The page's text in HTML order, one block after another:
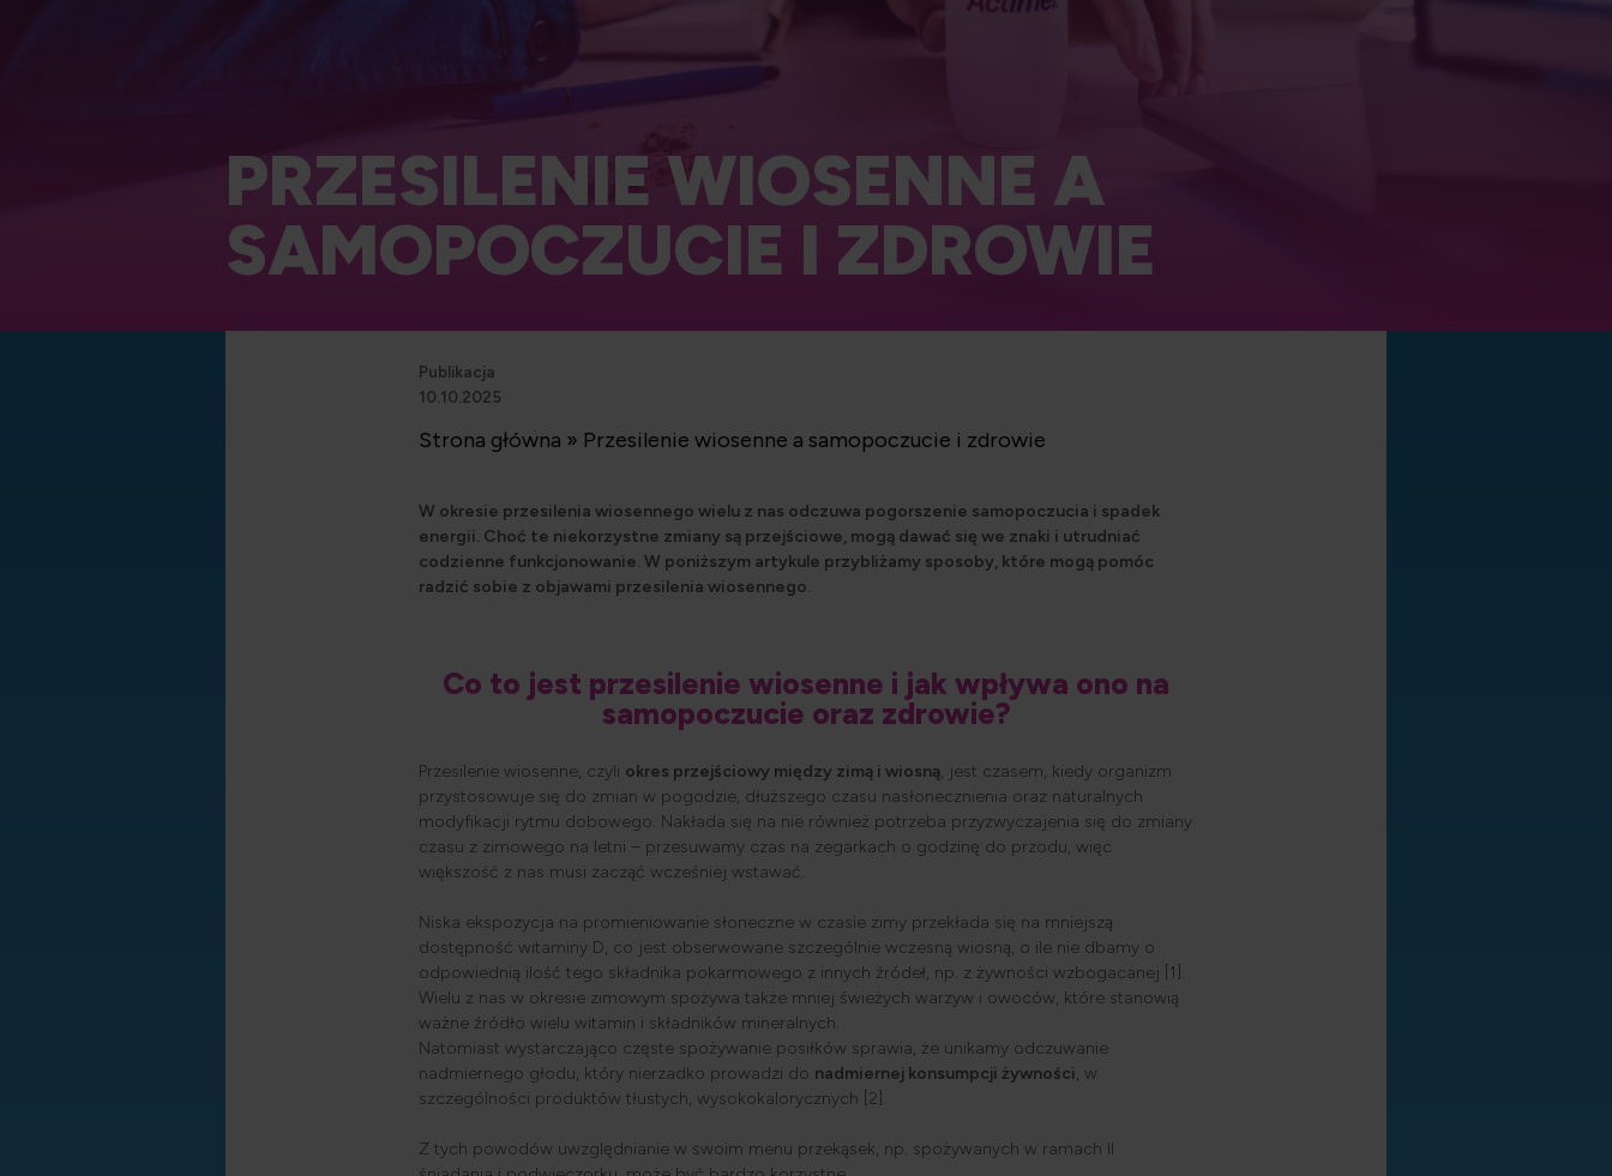
PRZESILENIE WIOSENNE A
SAMOPOCZUCIE I ZDROWIE
Publikacja
10.10.2025
Strona główna » Przesilenie wiosenne a samopoczucie i zdrowie
W okresie przesilenia wiosennego wielu z nas odczuwa pogorszenie samopoczucia i spadek
energii. Choć te niekorzystne zmiany są przejściowe, mogą dawać się we znaki i utrudniać
codzienne funkcjonowanie. W poniższym artykule przybliżamy sposoby, które mogą pomóc
radzić sobie z objawami przesilenia wiosennego.
Co to jest przesilenie wiosenne i jak wpływa ono na
samopoczucie oraz zdrowie?
Przesilenie wiosenne, czyli okres przejściowy między zimą i wiosną, jest czasem, kiedy organizm
przystosowuje się do zmian w pogodzie, dłuższego czasu nasłonecznienia oraz naturalnych
modyfikacji rytmu dobowego. Nakłada się na nie również potrzeba przyzwyczajenia się do zmiany
czasu z zimowego na letni – przesuwamy czas na zegarkach o godzinę do przodu, więc
większość z nas musi zacząć wcześniej wstawać.
Niska ekspozycja na promieniowanie słoneczne w czasie zimy przekłada się na mniejszą
dostępność witaminy D, co jest obserwowane szczególnie wczesną wiosną, o ile nie dbamy o
odpowiednią ilość tego składnika pokarmowego z innych źródeł, np. z żywności wzbogacanej [1].
Wielu z nas w okresie zimowym spożywa także mniej świeżych warzyw i owoców, które stanowią
ważne źródło wielu witamin i składników mineralnych.
Natomiast wystarczająco częste spożywanie posiłków sprawia, że unikamy odczuwanie
nadmiernego głodu, który nierzadko prowadzi do nadmiernej konsumpcji żywności, w
szczególności produktów tłustych, wysokokalorycznych [2].
Z tych powodów uwzględnianie w swoim menu przekąsek, np. spożywanych w ramach II